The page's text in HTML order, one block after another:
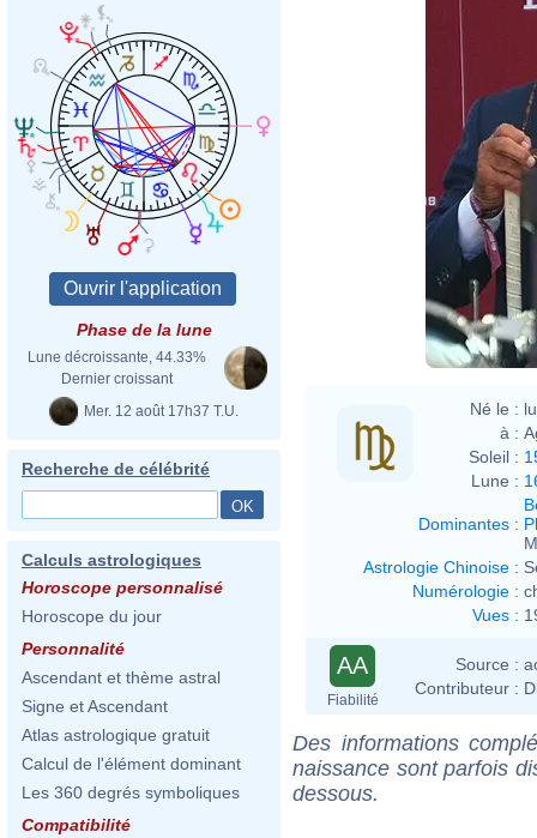
Phase de la lune
Lune décroissante, 44.33%
Dernier croissant
Mer. 12 août 17h37 T.U.
Recherche de célébrité
Calculs astrologiques
Horoscope personnalisé
Horoscope du jour
Personnalité
Ascendant et thème astral
Signe et Ascendant
Atlas astrologique gratuit
Calcul de l'élément dominant
Les 360 degrés symboliques
Compatibilité
Né le :
à :
Soleil :
Lune :
Dominantes :
Astrologie Chinoise :
Numérologie :
Vues :
AA
Fiabilité
Source :
Contributeur :
Des informations
naissance sont parfois
dessous.